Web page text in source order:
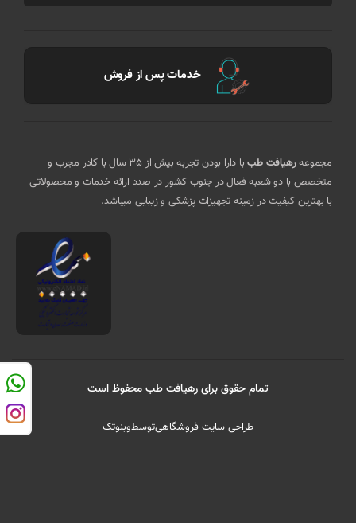
خدمات پس از فروش
مجموعهرهیافت طب
با دارا بودن تجربه بیش از 35 سال با کادر مجرب و
متخصص با دو شعبه فعال در جنوب کشور در صدد ارائه خدمات و محصولاتی
با بهترین کیفیت در زمینه تجهیزات پزشکی و زیبایی میباشد.
تمام حقوق برای رهیافت طب محفوظ است
طراحی سایت فروشگاهیتوسطوبنوتک